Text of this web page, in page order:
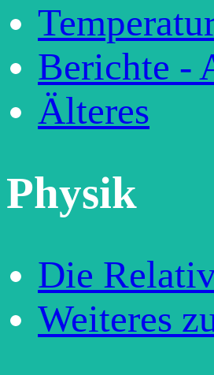
Berichte -
Älteres
Physik
Die
Weiteres